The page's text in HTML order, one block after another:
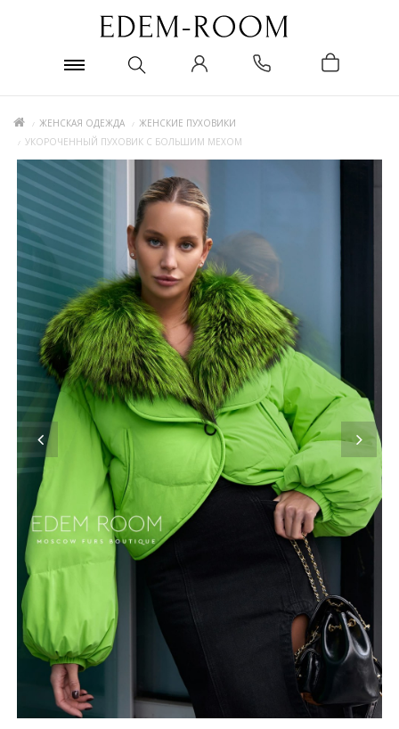
ЖЕНСКАЯ ОДЕЖДА
ЖЕНСКИЕ ПУХОВИКИ
УКОРОЧЕННЫЙ ПУХОВИК С БОЛЬШИМ МЕХОМ